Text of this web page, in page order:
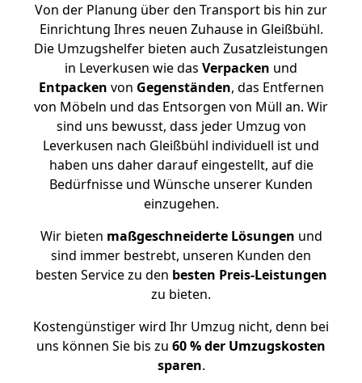
Von der Planung über den Transport bis hin zur
Einrichtung Ihres neuen Zuhause in Gleißbühl.
Die Umzugshelfer bieten auch Zusatzleistungen
in Leverkusen wie das Verpacken und
Entpacken von Gegenständen, das Entfernen
von Möbeln und das Entsorgen von Müll an. Wir
sind uns bewusst, dass jeder Umzug von
Leverkusen nach Gleißbühl individuell ist und
haben uns daher darauf eingestellt, auf die
Bedürfnisse und Wünsche unserer Kunden
einzugehen.
Wir bieten maßgeschneiderte Lösungen und
sind immer bestrebt, unseren Kunden den
besten Service zu den besten Preis-Leistungen
zu bieten.
Kostengünstiger wird Ihr Umzug nicht, denn bei
uns können Sie bis zu 60 % der Umzugskosten
sparen.